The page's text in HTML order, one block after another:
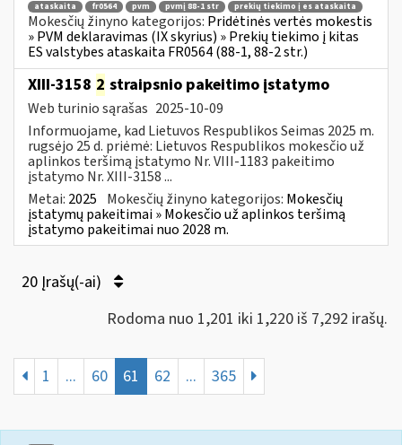
ataskaita fr0564 pvm pvmį 88-1 str prekių tiekimo į es ataskaita
Mokesčių žinyno kategorijos: Pridėtinės vertės mokestis
» PVM deklaravimas (IX skyrius) » Prekių tiekimo į kitas
ES valstybes ataskaita FR0564 (88-1, 88-2 str.)
XIII-3158 2 straipsnio pakeitimo įstatymo
Web turinio sąrašas 2025-10-09
Informuojame, kad Lietuvos Respublikos Seimas 2025 m.
rugsėjo 25 d. priėmė: Lietuvos Respublikos mokesčio už
aplinkos teršimą įstatymo Nr. VIII-1183 pakeitimo
įstatymo Nr. XIII-3158 ...
Metai: 2025 Mokesčių žinyno kategorijos: Mokesčių
įstatymų pakeitimai » Mokesčio už aplinkos teršimą
įstatymo pakeitimai nuo 2028 m.
20 Įrašų(-ai)
Rodoma nuo 1,201 iki 1,220 iš 7,292 irašų.
1 ... 60 61 62 ... 365